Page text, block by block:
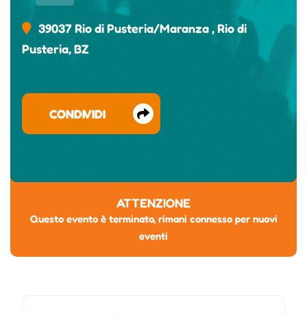
39037 Rio di Pusteria/Maranza , Rio di
Pusteria, BZ
CONDIVIDI
ATTENZIONE
Questo evento è terminato, rimani connesso per nuovi
eventi